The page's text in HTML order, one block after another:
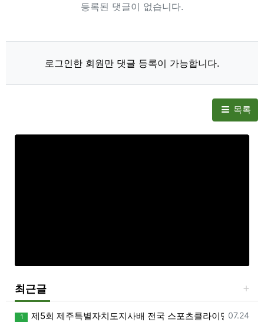
등록된 댓글이 없습니다.
로그인한 회원만 댓글 등록이 가능합니다.
목록
최근글
등록일
07.24
1 제5회 제주특별자치도지사배 전국 스포츠클라이밍대회 개